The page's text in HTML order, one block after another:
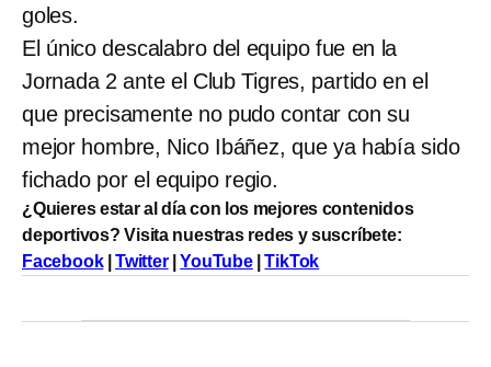
goles.
El único descalabro del equipo fue en la
Jornada 2 ante el Club Tigres, partido en el
que precisamente no pudo contar con su
mejor hombre, Nico Ibáñez, que ya había sido
fichado por el equipo regio.
¿Quieres estar al día con los mejores contenidos
deportivos? Visita nuestras redes y suscríbete:
Facebook|Twitter|YouTube|TikTok